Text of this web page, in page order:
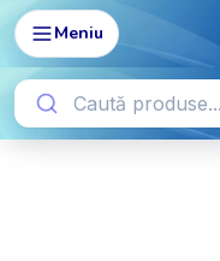
Meniu